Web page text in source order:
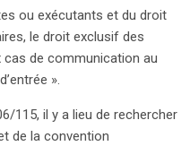
si la fourniture de
et peut influencer le tarif
la directive. Cette
de la diffusion de contenu
ou exécutants et du droit
le droit exclusif des
cas de communication au
».
115, il y a lieu de rechercher
de la convention